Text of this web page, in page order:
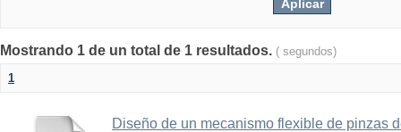
Mostrando 1 de un total de 1 resultados. ( segundos)
1
Diseño de un mecanismo flexible de pinzas